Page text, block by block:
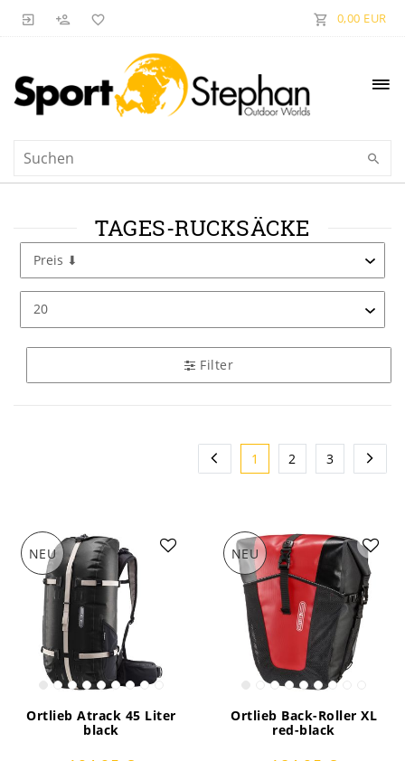
0,00 EUR
TAGES-RUCKSÄCKE
Filter
1 2 3
NEU
Ortlieb Atrack 45 Liter
black
NEU
Ortlieb Back-Roller XL
red-black